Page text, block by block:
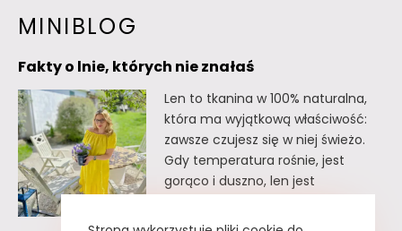
MINIBLOG
Fakty o lnie, których nie znałaś
Len to tkanina w 100% naturalna,
która ma wyjątkową właściwość:
zawsze czujesz się w niej świeżo.
Gdy temperatura rośnie, jest
gorąco i duszno, len jest
faktów o lnie, których